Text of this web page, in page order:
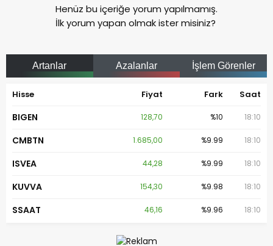
Henüz bu içeriğe yorum yapılmamış.
İlk yorum yapan olmak ister misiniz?
Artanlar Azalanlar İşlem Görenler
Hisse Fiyat Fark Saat
BIGEN 128,70 %10 18:10
CMBTN 1.685,00 %9.99 18:10
ISVEA 44,28 %9.99 18:10
KUVVA 154,30 %9.98 18:10
SSAAT 46,16 %9.96 18:10